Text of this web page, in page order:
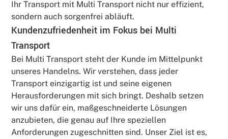
Ihr Transport mit Multi Transport nicht nur effizient,
sondern auch sorgenfrei abläuft.
Kundenzufriedenheit im Fokus bei Multi
Transport
Bei Multi Transport steht der Kunde im Mittelpunkt
unseres Handelns. Wir verstehen, dass jeder
Transport einzigartig ist und seine eigenen
Herausforderungen mit sich bringt. Deshalb setzen
wir uns dafür ein, maßgeschneiderte Lösungen
anzubieten, die genau auf Ihre speziellen
Anforderungen zugeschnitten sind. Unser Ziel ist es,